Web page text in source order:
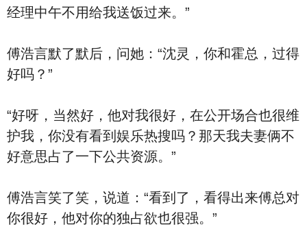
经理中午不用给我送饭过来。”
傅浩言默了默后，问她：“沈灵，你和霍总，过得
好吗？”
“好呀，当然好，他对我很好，在公开场合也很维
护我，你没有看到娱乐热搜吗？那天我夫妻俩不
好意思占了一下公共资源。”
傅浩言笑了笑，说道：“看到了，看得出来傅总对
你很好，他对你的独占欲也很强。”